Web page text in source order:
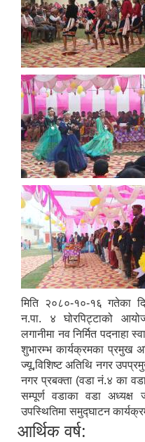
मिति २०८०-१०-१६ गतेका
न.पा. ४ घोरपिट्टाको
लगानीमा नव निर्मित पदनाहा
शुभारम्भ कार्यक्रमका प्रमुख
ज्यू,विशिष्ट अतिथि नगर
नगर प्रबक्ता (वडा नं.४ का
सम्पूर्ण वडाका वडा अध्यक्ष
उपस्थितिमा समुद्घाटन
आर्थिक वर्ष: